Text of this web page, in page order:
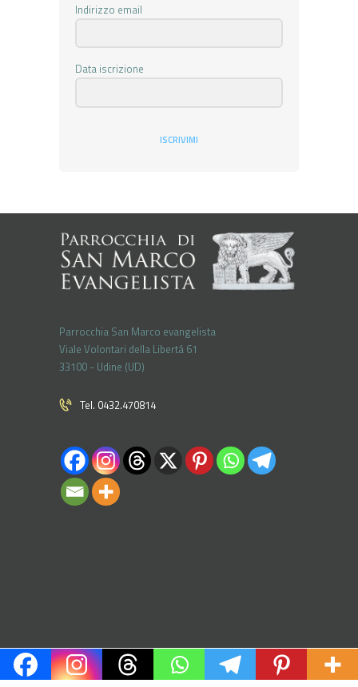
Indirizzo email
Data iscrizione
ISCRIVIMI
Parrocchia San Marco evangelista
Viale Volontari della Libertá 61
33100 - Udine (UD)
Tel. 0432.470814